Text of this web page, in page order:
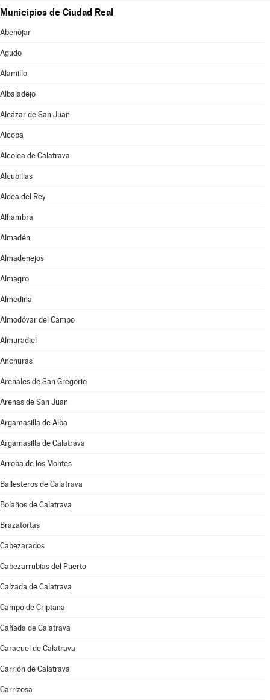
Municipios de Ciudad Real
Abenójar
Agudo
Alamillo
Albaladejo
Alcázar de San Juan
Alcoba
Alcolea de Calatrava
Alcubillas
Aldea del Rey
Alhambra
Almadén
Almadenejos
Almagro
Almedina
Almodóvar del Campo
Almuradiel
Anchuras
Arenales de San Gregorio
Arenas de San Juan
Argamasilla de Alba
Argamasilla de Calatrava
Arroba de los Montes
Ballesteros de Calatrava
Bolaños de Calatrava
Brazatortas
Cabezarados
Cabezarrubias del Puerto
Calzada de Calatrava
Campo de Criptana
Cañada de Calatrava
Caracuel de Calatrava
Carrión de Calatrava
Carrizosa